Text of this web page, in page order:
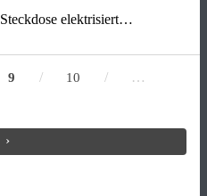
elektrisiert…
9 / 10 /
…